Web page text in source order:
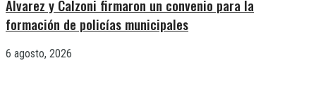
Álvarez y Calzoni firmaron un convenio para la
formación de policías municipales
6 agosto, 2026